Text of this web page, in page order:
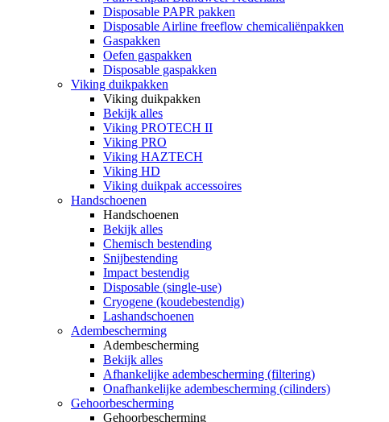
Disposable PAPR pakken
Disposable Airline freeflow chemicaliënpakken
Gaspakken
Oefen gaspakken
Disposable gaspakken
Viking duikpakken
Viking duikpakken
Bekijk alles
Viking PROTECH II
Viking PRO
Viking HAZTECH
Viking HD
Viking duikpak accessoires
Handschoenen
Handschoenen
Bekijk alles
Chemisch bestending
Snijbestending
Impact bestendig
Disposable (single-use)
Cryogene (koudebestendig)
Lashandschoenen
Adembescherming
Adembescherming
Bekijk alles
Afhankelijke adembescherming (filtering)
Onafhankelijke adembescherming (cilinders)
Gehoorbescherming
Gehoorbescherming